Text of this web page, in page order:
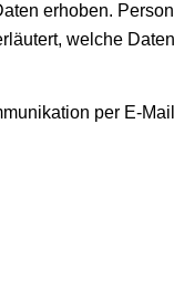
erhoben.
welche
per E-